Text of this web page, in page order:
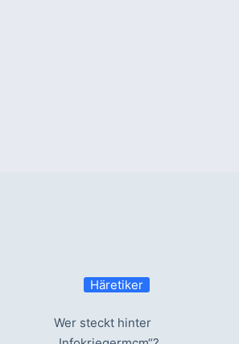
Häretiker
Wer steckt hinter